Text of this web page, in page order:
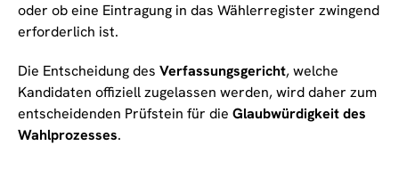
oder ob eine Eintragung in das Wählerregister zwingend
erforderlich ist.
Die Entscheidung des Verfassungsgericht, welche
Kandidaten offiziell zugelassen werden, wird daher zum
entscheidenden Prüfstein für die Glaubwürdigkeit des
Wahlprozesses.